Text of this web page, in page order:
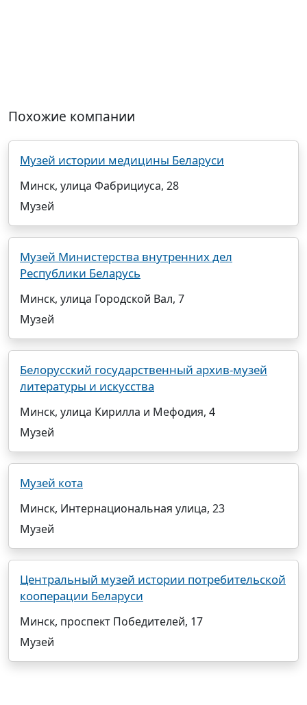
Похожие компании
Музей истории медицины Беларуси
Минск, улица Фабрициуса, 28
Музей
Музей Министерства внутренних дел
Республики Беларусь
Минск, улица Городской Вал, 7
Музей
Белорусский государственный архив-музей
литературы и искусства
Минск, улица Кирилла и Мефодия, 4
Музей
Музей кота
Минск, Интернациональная улица, 23
Музей
Центральный музей истории потребительской
кооперации Беларуси
Минск, проспект Победителей, 17
Музей